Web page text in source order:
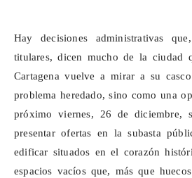
Hay decisiones administrativas
titulares, dicen mucho de la ciudad
Cartagena vuelve a mirar a su
problema heredado, sino como una
próximo viernes, 26 de diciembre,
presentar ofertas en la subasta
edificar situados en el corazón
espacios vacíos que, más que